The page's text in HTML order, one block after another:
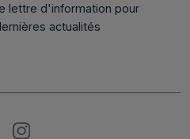
lettre d'information pour
actualités